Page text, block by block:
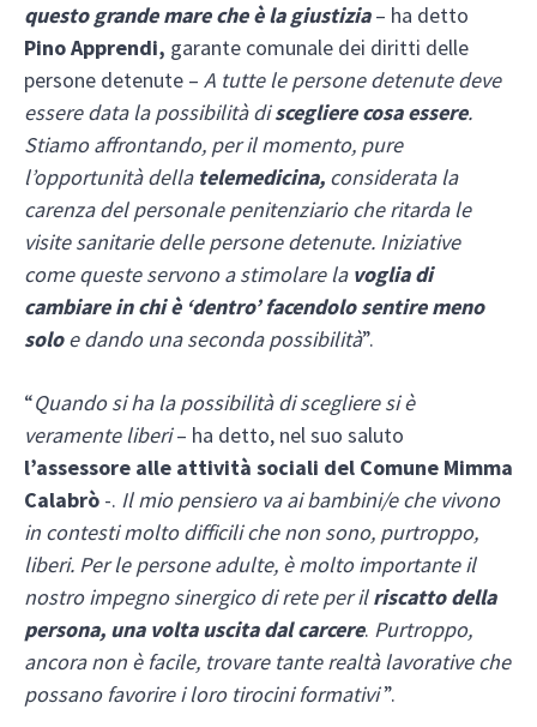
questo grande mare che è la giustizia– ha detto
Pino Apprendi, garante comunale dei diritti delle
persone detenute – A tutte le persone detenute deve
essere data la possibilità discegliere cosa essere.
Stiamo affrontando, per il momento, pure
l’opportunità della telemedicina, considerata la
carenza del personale penitenziario che ritarda le
visite sanitarie delle persone detenute. Iniziative
come queste servono a stimolare la voglia di
cambiare in chi è ‘dentro’ facendolo sentire meno
soloe dando una seconda possibilità”.
“Quando si ha la possibilità di scegliere si è
veramente liberi– ha detto, nel suo saluto
l’assessore alle attività sociali del Comune Mimma
Calabrò -. Il mio pensiero va ai bambini/e che vivono
in contesti molto difficili che non sono, purtroppo,
liberi. Per le persone adulte, è molto importante il
nostro impegno sinergico di rete per ilriscatto della
persona, una volta uscita dal carcere. Purtroppo,
ancora non è facile, trovare tante realtà lavorative che
possano favorire i loro tirocini formativi”.